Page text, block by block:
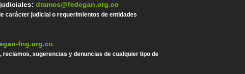
dramos@fedegan.org.co
carácter judicial o requerimientos de entidades
fng.org.co
reclamos, sugerencias y denuncias de cualquier tipo de